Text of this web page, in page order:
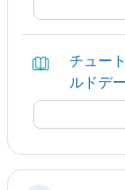
チュー
ルドデ